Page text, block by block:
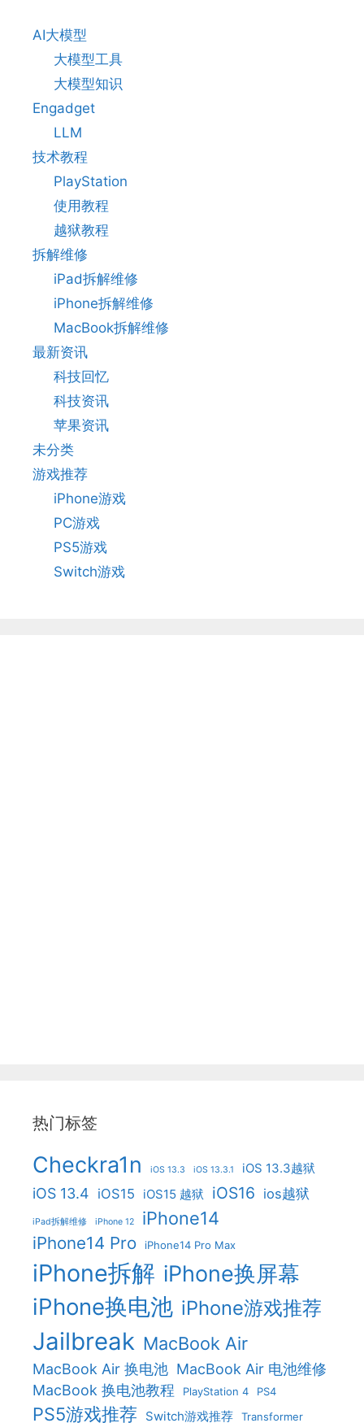
AI大模型
大模型工具
大模型知识
Engadget
LLM
技术教程
PlayStation
使用教程
越狱教程
拆解维修
iPad拆解维修
iPhone拆解维修
MacBook拆解维修
最新资讯
科技回忆
科技资讯
苹果资讯
未分类
游戏推荐
iPhone游戏
PC游戏
PS5游戏
Switch游戏
热门标签
Checkra1n iOS 13.3 iOS 13.3.1 iOS 13.3越狱
iOS 13.4 iOS15 iOS15 越狱 iOS16 ios越狱
iPad拆解维修 iPhone 12 iPhone14
iPhone14 Pro iPhone14 Pro Max
iPhone拆解 iPhone换屏幕
iPhone换电池 iPhone游戏推荐
Jailbreak MacBook Air
MacBook Air 换电池 MacBook Air 电池维修
MacBook 换电池教程
PlayStation 4 PS4
PS5游戏推荐 Switch游戏推荐 Transformer